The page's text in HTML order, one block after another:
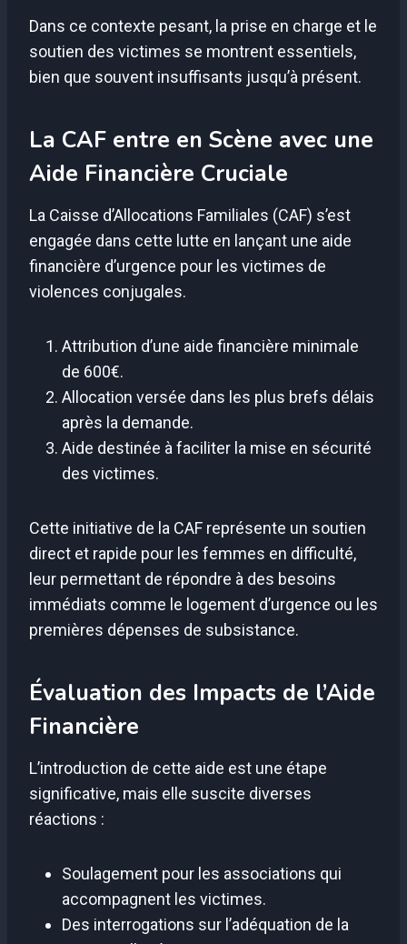
Dans ce contexte pesant, la prise en charge et le
soutien des victimes se montrent essentiels,
bien que souvent insuffisants jusqu’à présent.
La CAF entre en Scène avec une
Aide Financière Cruciale
La Caisse d’Allocations Familiales (CAF) s’est
engagée dans cette lutte en lançant une aide
financière d’urgence pour les victimes de
violences conjugales.
Attribution d’une aide financière minimale
de 600€.
Allocation versée dans les plus brefs délais
après la demande.
Aide destinée à faciliter la mise en sécurité
des victimes.
Cette initiative de la CAF représente un soutien
direct et rapide pour les femmes en difficulté,
leur permettant de répondre à des besoins
immédiats comme le logement d’urgence ou les
premières dépenses de subsistance.
Évaluation des Impacts de l’Aide
Financière
L’introduction de cette aide est une étape
significative, mais elle suscite diverses
réactions :
Soulagement pour les associations qui
accompagnent les victimes.
Des interrogations sur l’adéquation de la